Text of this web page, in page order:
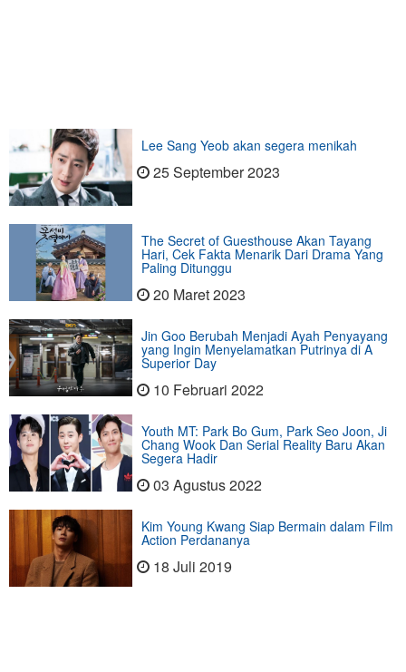
Lee Sang Yeob akan segera menikah
25 September 2023
The Secret of Guesthouse Akan Tayang
Hari, Cek Fakta Menarik Dari Drama Yang
Paling Ditunggu
20 Maret 2023
Jin Goo Berubah Menjadi Ayah Penyayang
yang Ingin Menyelamatkan Putrinya di A
Superior Day
10 Februari 2022
Youth MT: Park Bo Gum, Park Seo Joon, Ji
Chang Wook Dan Serial Reality Baru Akan
Segera Hadir
03 Agustus 2022
Kim Young Kwang Siap Bermain dalam Film
Action Perdananya
18 Juli 2019